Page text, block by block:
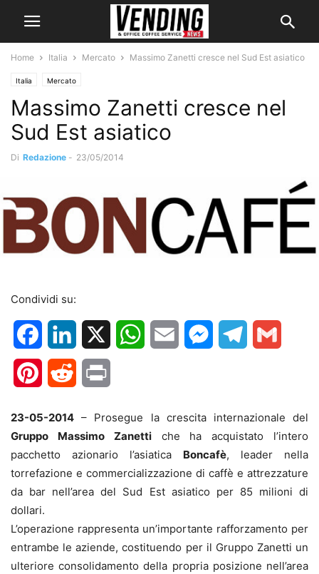
Home Italia Mercato Massimo Zanetti cresce nel Sud Est asiatico
Italia Mercato
Massimo Zanetti cresce nel
Sud Est asiatico
Di Redazione - 23/05/2014
Condividi su:
FacebookLinkedIn WhatsApp
Email MessengerTelegram
PinterestReddit
23-05-2014 – Prosegue la crescita internazionale del
Gruppo Massimo Zanettiche ha acquistato l’intero
pacchetto azionario l’asiatica Boncafè, leader nella
torrefazione e commercializzazione di caffè e attrezzature
da bar nell’area del Sud Est asiatico per 85 milioni di
dollari.
L’operazione rappresenta un’importante rafforzamento per
entrambe le aziende, costituendo per il Gruppo Zanetti un
ulteriore consolidamento della propria posizione nell’area